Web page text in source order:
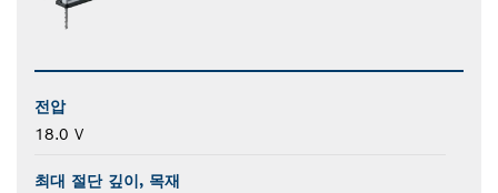
전압
18.0 V
최대 절단 깊이, 목재